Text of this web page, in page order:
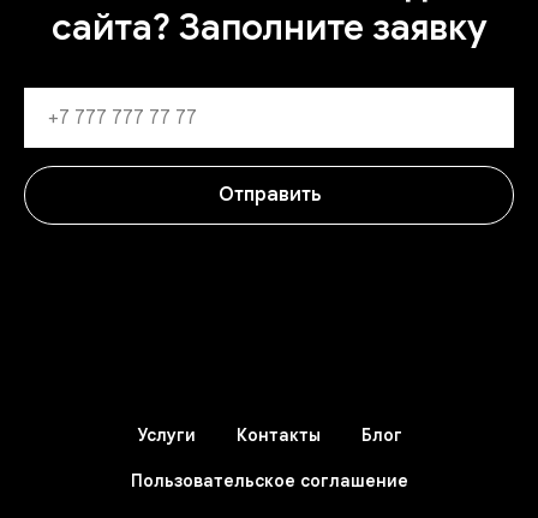
сайта? Заполните заявку
Отправить
Услуги Контакты Блог
Пользовательское соглашение